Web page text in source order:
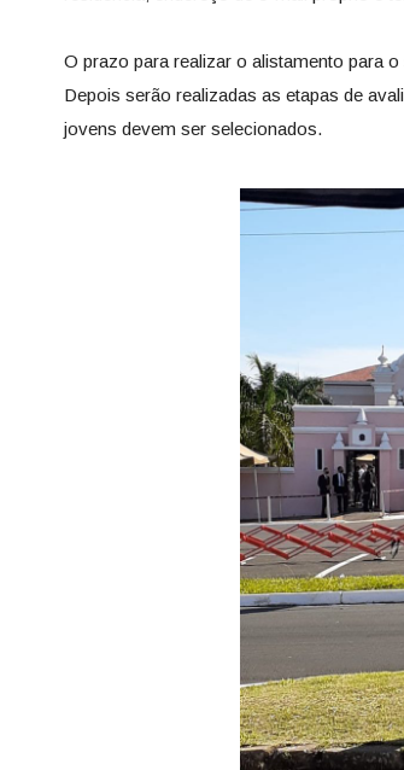
O prazo para realizar o alistamento para
Depois serão realizadas as etapas de
jovens devem ser selecionados.